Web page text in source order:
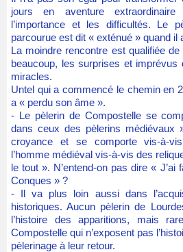
jours en aventure
l’importance et les difficultés. Le
parcourue est dit « exténué » quand il
La moindre rencontre est qualifiée
beaucoup, les surprises et imprévus
miracles.
Untel qui a commencé le chemin en
a « perdu son âme ».
- Le pèlerin de Compostelle se
dans ceux des pèlerins
croyance et se comporte vis-à-
l’homme médiéval vis-à-vis des
le tout ». N’entend-on pas dire «
Conques » ?
- Il va plus loin aussi dans
historiques. Aucun pèlerin de
l’histoire des apparitions, mais
Compostelle qui n’exposent pas
pèlerinage à leur retour.